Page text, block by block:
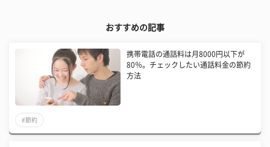
おすすめの記事
携帯電話の通話料は月8000円以下が
80％。チェックしたい通話料金の節約
方法
#節約